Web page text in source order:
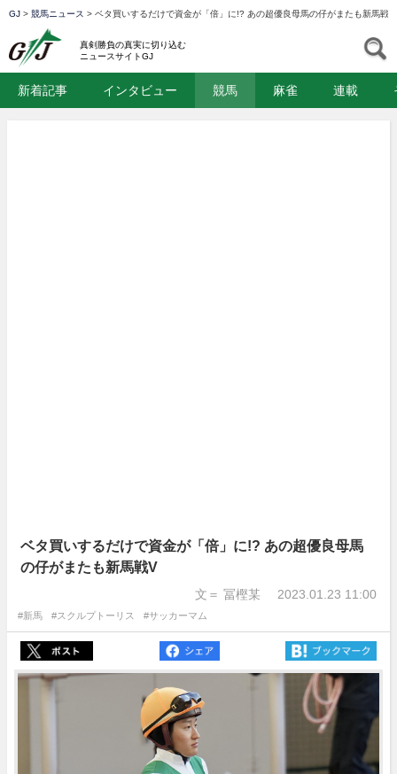
GJ > 競馬ニュース > ベタ買いするだけで資金が「倍」に!? あの超優良母馬の仔がまたも新馬戦V
真剣勝負の真実に切り込む
ニュースサイトGJ
新着記事 インタビュー 競馬 麻雀 連載
ベタ買いするだけで資金が「倍」に!? あの超優良母馬
の仔がまたも新馬戦V
文＝ 冨樫某 2023.01.23 11:00
#新馬 #スクルプトーリス #サッカーマム